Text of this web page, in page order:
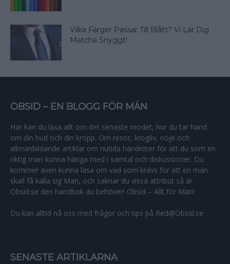
Vilka Färger Passar Till Blått? Vi Lär Dig
Matcha Snyggt!
OBSID – EN BLOGG FÖR MÄN
Här kan du läsa allt om det senaste modet, hur du tar hand
om din hud och din kropp. Om resor, krogliv, nöje och
allmänbildande artiklar om nutida händelser för att du som en
riktig man kunna hänga med i samtal och diskussioner. Du
kommer även kunna läsa om vad som krävs för att en man
skall få kalla sig Man, och saknar du vissa attribut så är
Obsid.se den handbok du behöver! Obsid – Allt för Män!
Du kan alltid nå oss med frågor och tips på Red@Obsid.se
SENASTE ARTIKLARNA